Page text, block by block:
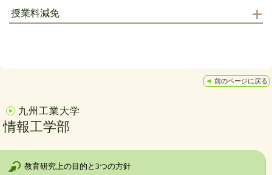
授業料減免
前のページに戻る
九州工業大学
情報工学部
教育研究上の目的と3つの方針